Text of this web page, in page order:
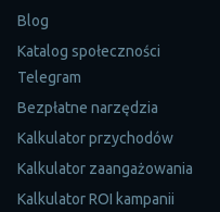
Blog
Katalog społeczności
Telegram
Bezpłatne narzędzia
Kalkulator przychodów
Kalkulator zaangażowania
Kalkulator ROI kampanii